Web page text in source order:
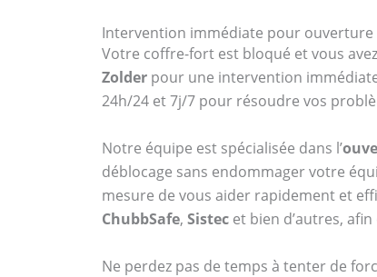
Intervention immédiate pour
Votre coffre-fort est bloqué et vous
Zolder pour une intervention
24h/24 et 7j/7 pour résoudre vos
Notre équipe est spécialisée dans l’
déblocage sans endommager votre
mesure de vous aider rapidement et
ChubbSafe, Sistec et bien d’autres,
Ne perdez pas de temps à tenter de